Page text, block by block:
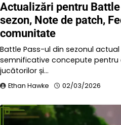
Actualizări pentru
sezon, Note de patch,
comunitate
Battle Pass-ul din sezonul
semnificative concepute
jucătorilor și…
Ethan Hawke 02/03/2026